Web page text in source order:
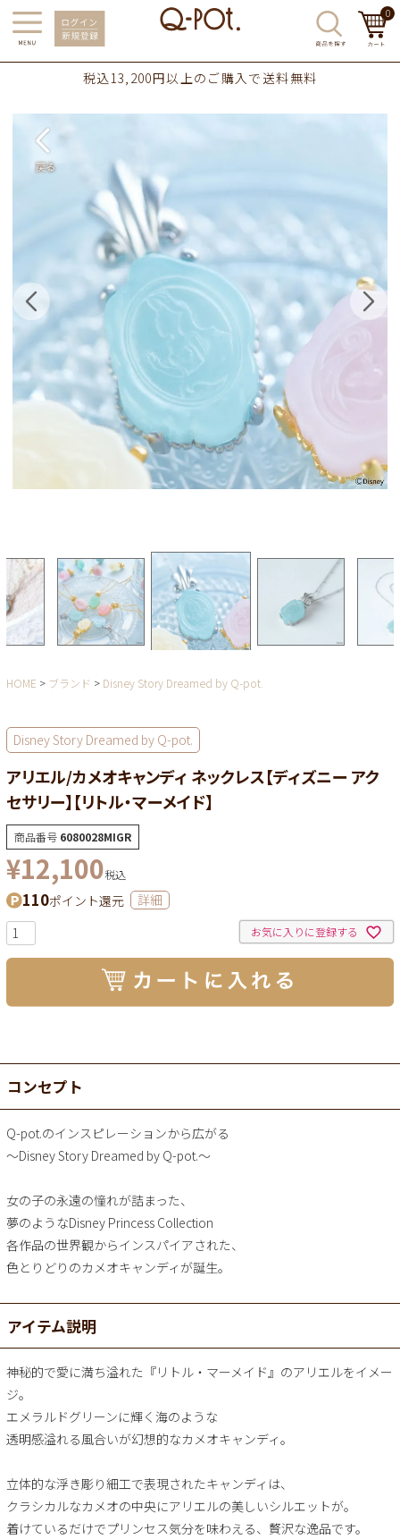
0
税込13,200円以上のご購入で送料無料
HOME ブランド Disney Story Dreamed by Q-pot.
Disney Story Dreamed by Q-pot.
アリエル/カメオキャンディ ネックレス【ディズニー アク
セサリー】【リトル・マーメイド】
商品番号 6080028MIGR
¥12,100税込
110ポイント還元 詳細
お気に入りに登録する
コンセプト
Q-pot.のインスピレーションから広がる
～Disney Story Dreamed by Q-pot.～
女の子の永遠の憧れが詰まった、
夢のようなDisney Princess Collection
各作品の世界観からインスパイアされた、
色とりどりのカメオキャンディが誕生。
アイテム説明
神秘的で愛に満ち溢れた『リトル・マーメイド』のアリエルをイメー
ジ。
エメラルドグリーンに輝く海のような
透明感溢れる風合いが幻想的なカメオキャンディ。
立体的な浮き彫り細工で表現されたキャンディは、
クラシカルなカメオの中央にアリエルの美しいシルエットが。
着けているだけでプリンセス気分を味わえる、贅沢な逸品です。